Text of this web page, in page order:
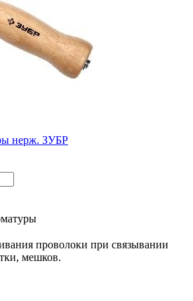
нерж. ЗУБР
проволоки при связывании
мешков.